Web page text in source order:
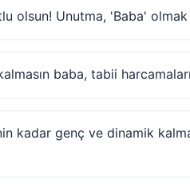
olsun! Unutma, 'Baba'
baba, tabii
kadar genç ve dinamik